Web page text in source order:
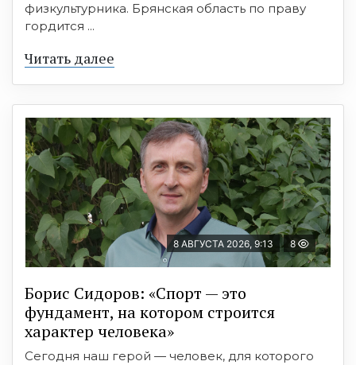
физкультурника. Брянская область по праву
гордится ...
Читать далее
8 АВГУСТА 2026, 9:13 8
Борис Сидоров: «Спорт — это
фундамент, на котором строится
характер человека»
Сегодня наш герой — человек, для которого